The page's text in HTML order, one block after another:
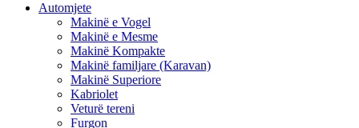
Automjete
Makinë e Vogel
Makinë e Mesme
Makinë Kompakte
Makinë familjare (Karavan)
Makinë Superiore
Kabriolet
Veturë tereni
Furgon